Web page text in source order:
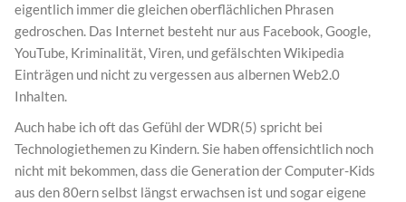
eigentlich immer die gleichen oberflächlichen Phrasen
gedroschen. Das Internet besteht nur aus Facebook, Google,
YouTube, Kriminalität, Viren, und gefälschten Wikipedia
Einträgen und nicht zu vergessen aus albernen Web2.0
Inhalten.
Auch habe ich oft das Gefühl der WDR(5) spricht bei
Technologiethemen zu Kindern. Sie haben offensichtlich noch
nicht mit bekommen, dass die Generation der Computer-Kids
aus den 80ern selbst längst erwachsen ist und sogar eigene